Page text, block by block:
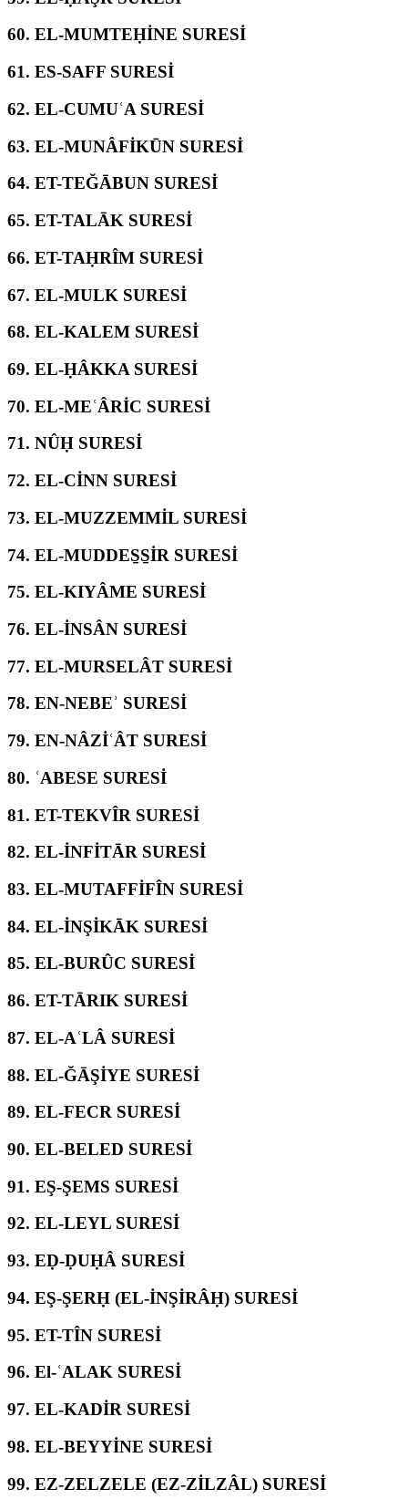
60. EL-MUMTEḤİNE SURESİ
61. ES-SAFF SURESİ
62. EL-CUMUʿA SURESİ
63. EL-MUNÂFİKŪN SURESİ
64. ET-TEĞĀBUN SURESİ
65. ET-TALĀK SURESİ
66. ET-TAḤRÎM SURESİ
67. EL-MULK SURESİ
68. EL-KALEM SURESİ
69. EL-ḤÂKKA SURESİ
70. EL-MEʿÂRİC SURESİ
71. NÛḤ SURESİ
72. EL-CİNN SURESİ
73. EL-MUZZEMMİL SURESİ
74. EL-MUDDES̱S̱İR SURESİ
75. EL-KIYÂME SURESİ
76. EL-İNSÂN SURESİ
77. EL-MURSELÂT SURESİ
78. EN-NEBEʾ SURESİ
79. EN-NÂZİʿÂT SURESİ
80. ʿABESE SURESİ
81. ET-TEKVÎR SURESİ
82. EL-İNFİTĀR SURESİ
83. EL-MUTAFFİFÎN SURESİ
84. EL-İNŞİKĀK SURESİ
85. EL-BURÛC SURESİ
86. ET-TĀRIK SURESİ
87. EL-AʿLÂ SURESİ
88. EL-ĞĀŞİYE SURESİ
89. EL-FECR SURESİ
90. EL-BELED SURESİ
91. EŞ-ŞEMS SURESİ
92. EL-LEYL SURESİ
93. EḌ-ḌUḤÂ SURESİ
94. EŞ-ŞERḤ (EL-İNŞİRÂḤ) SURESİ
95. ET-TÎN SURESİ
96. El-ʿALAK SURESİ
97. EL-KADİR SURESİ
98. EL-BEYYİNE SURESİ
99. EZ-ZELZELE (EZ-ZİLZÂL) SURESİ